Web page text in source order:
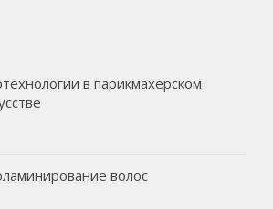
в парикмахерском
волос